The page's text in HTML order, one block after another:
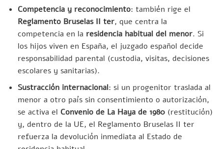
Competencia y reconocimiento: también rige el
Reglamento Bruselas II ter, que centra la
competencia en la residencia habitual del menor. Si
los hijos viven en España, el juzgado español decide
responsabilidad parental (custodia, visitas, decisiones
escolares y sanitarias).
Sustracción internacional: si un progenitor traslada al
menor a otro país sin consentimiento o autorización,
se activa el Convenio de La Haya de 1980(restitución)
y, dentro de la UE, el Reglamento Bruselas II ter
refuerza la devolución inmediata al Estado de